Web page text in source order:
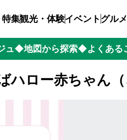
特集観光・体験イベントグルメ
ュ◆地図から探索◆よくある
ロー赤ちゃん（